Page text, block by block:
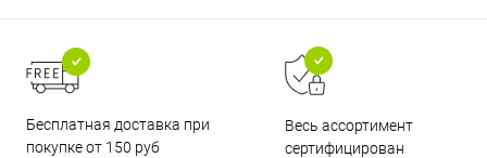
Бесплатная доставка при
покупке от 150 руб
Весь ассортимент
сертифицирован